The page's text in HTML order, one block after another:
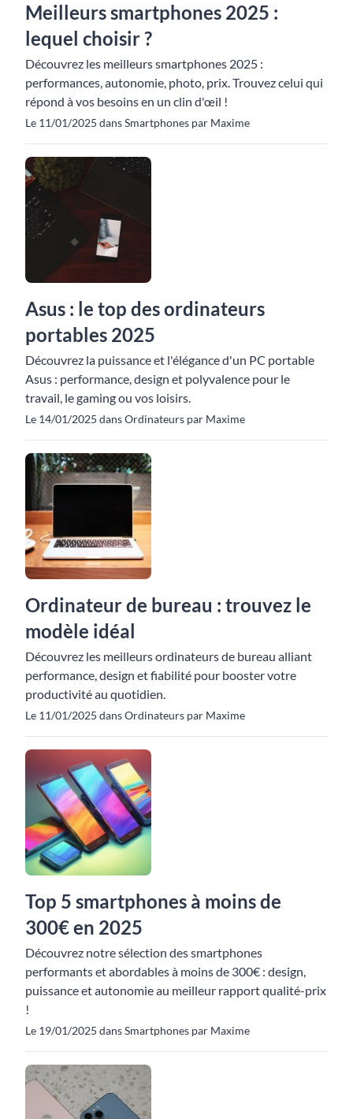
Meilleurs smartphones 2025 :
lequel choisir ?
Découvrez les meilleurs smartphones 2025 :
performances, autonomie, photo, prix. Trouvez celui qui
répond à vos besoins en un clin d'œil !
Le 11/01/2025 dans Smartphones par Maxime
Asus : le top des ordinateurs
portables 2025
Découvrez la puissance et l'élégance d'un PC portable
Asus : performance, design et polyvalence pour le
travail, le gaming ou vos loisirs.
Le 14/01/2025 dans Ordinateurs par Maxime
Ordinateur de bureau : trouvez le
modèle idéal
Découvrez les meilleurs ordinateurs de bureau alliant
performance, design et fiabilité pour booster votre
productivité au quotidien.
Le 11/01/2025 dans Ordinateurs par Maxime
Top 5 smartphones à moins de
300€ en 2025
Découvrez notre sélection des smartphones
performants et abordables à moins de 300€ : design,
puissance et autonomie au meilleur rapport qualité-prix
!
Le 19/01/2025 dans Smartphones par Maxime